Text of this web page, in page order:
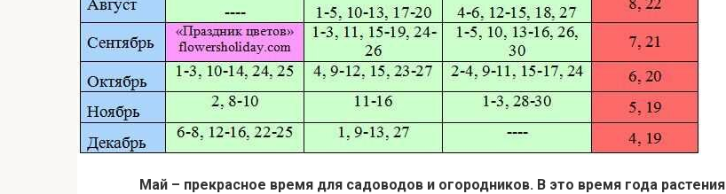
Май – прекрасное время для садоводов и огородников. В это время года растения